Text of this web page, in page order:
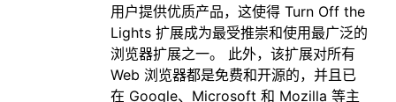
用户提供优质产品，这使得 Turn Off the
Lights 扩展成为最受推崇和使用最广泛的
浏览器扩展之一。 此外，该扩展对所有
Web 浏览器都是免费和开源的，并且已
在 Google、Microsoft 和 Mozilla 等主